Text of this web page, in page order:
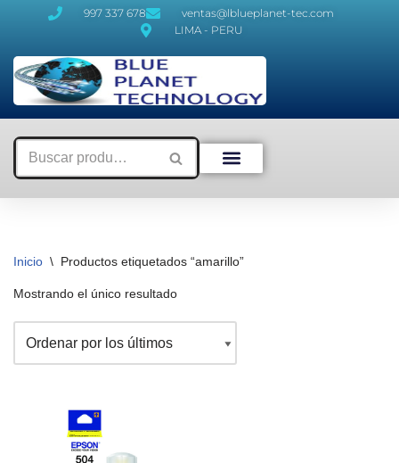
al
contenido
997 337 678
ventas@lblueplanet-tec.com
LIMA - PERU
Inicio \ Productos etiquetados “amarillo”
Mostrando el único resultado